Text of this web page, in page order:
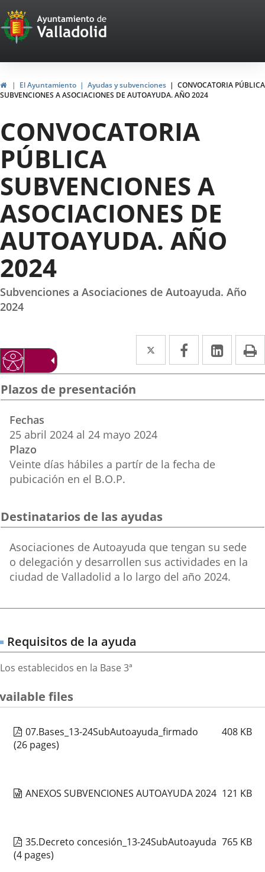
Portal
Web
del
Ayuntamiento
de
Valladolid
HomeEl Ayuntamiento Ayudas y subvenciones
CONVOCATORIA PÚBLICA
SUBVENCIONES A ASOCIACIONES DE AUTOAYUDA. AÑO 2024
CONVOCATORIA
PÚBLICA
SUBVENCIONES A
ASOCIACIONES DE
AUTOAYUDA. AÑO
2024
Subvenciones a Asociaciones de Autoayuda. Año
2024
Twitter
Enlace
a
aplicación
Facebook
Enlace
a
aplicación
Enlace
a
Plazos de presentación
Fechas
25 abril 2024 al 24 mayo 2024
Plazo
Veinte días hábiles a partír de la fecha de
pubicación en el B.O.P.
Destinatarios de las ayudas
Destinatarios
de
las
Asociaciones de Autoayuda que tengan su sede
o delegación y desarrollen sus actividades en la
ciudad de Valladolid a lo largo del año 2024.
Requisitos de la ayuda
Los establecidos en la Base 3ª
files
07.Bases_13-24SubAutoayuda_firmado 408 KB
(26 pages)
ANEXOS SUBVENCIONES AUTOAYUDA 2024 121 KB
35.Decreto concesión_13-24SubAutoayuda 765 KB
(4 pages)